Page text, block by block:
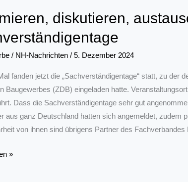
diskutieren,
/ NH-Nachrichten / 5. Dezember 2024
fanden jetzt die „Sachverständigentage“ statt, zu der
Baugewerbes (ZDB) eingeladen hatte.
Dass die Sachverständigentage sehr gut
aus ganz Deutschland hatten sich angemeldet,
von ihnen sind übrigens Partner des Fachverbandes
»